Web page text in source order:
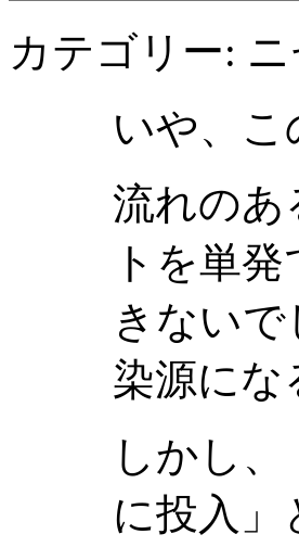
カテゴリー:
いや、
流れのあ
トを単
きない
染源にな
しかし
に投入